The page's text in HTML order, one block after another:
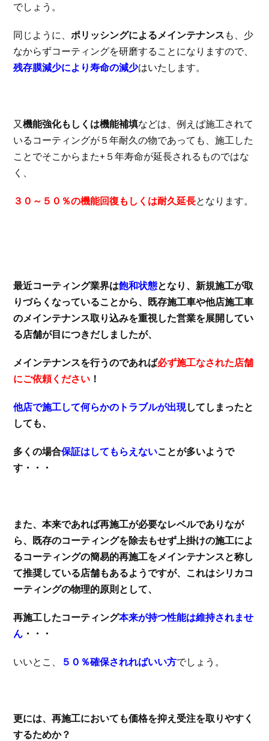
でしょう。
同じように、ポリッシングによるメインテナンス も、少
なからずコーティングを研磨することになりますので、
残存膜減少により寿命の減少はいたします。
又機能強化もしくは機能補填などは、例えば施工されて
いるコーティングが５年耐久の物であっても、施工した
ことでそこからまた+５年寿命が延長されるものではな
く、
３０～５０％の機能回復もしくは耐久延長となります。
最近コーティング業界は飽和状態となり、新規施工が取
りづらくなっていることから、既存施工車や他店施工車
のメインテナンス取り込みを重視した営業を展開してい
る店舗が目につきだしましたが、
メインテナンスを行うのであれば必ず施工なされた店舗
にご依頼ください ！
他店で施工して何らかのトラブルが出現してしまったと
しても、
多くの場合保証はしてもらえないことが多いようで
す・・・
また、本来であれば再施工が必要なレベルでありなが
ら、既存のコーティングを除去もせず上掛けの施工によ
るコーティングの簡易的再施工をメインテナンスと称し
て推奨している店舗もあるようですが、これはシリカコ
ーティングの物理的原則として、
再施工したコーティング本来が持つ性能は維持されませ
ん ・・・
いいとこ、 ５０％確保されればいい方でしょう。
更には、再施工においても価格を抑え受注を取りやすく
するためか？